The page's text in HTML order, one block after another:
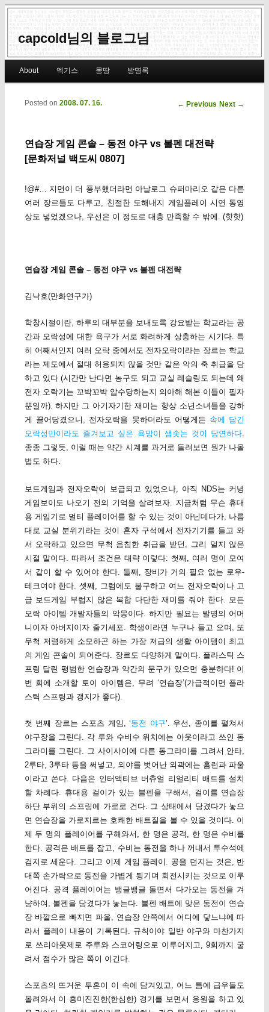
capcold님의 블로그님
Skip to primary content
Skip to secondary content
About 엑기스 몽땅 방명록
Post navigation
← Previous Next →
연습장 게임 콘솔 – 동전 야구 vs 볼펜 대전략
[문화저널 백도씨 0807]
Posted on 2008. 07. 16.
!@#… 지면이 더 풍부했더라면 아날로그 슈퍼마리오 같은 다른
여러 장르들도 다루고, 친절한 도해내지 게임플레이 시연 동영
상도 넣었겠으나, 우선은 이 정도로 대충 만족할 수 밖에. (핫핫)
연습장 게임 콘솔 – 동전 야구 vs 볼펜 대전략
김낙호(만화연구가)
학창시절이란, 하루의 대부분을 보내도록 강요받는 학교라는 공
간과 오락성에 대한 욕구가 서로 화려하게 상충하는 시기다. 특
히 어째서인지 여러 오락 중에서도 전자오락이라는 장르는 학교
라는 제도에서 절대 허용되지 않을 것만 같은 악의 축 취급을 당
하고 있다 (시간만 난다면 농구도 되고 교실 레슬링도 되는데 왜
전자 오락기는 꼬박꼬박 압수당하는지 의아해 해본 이들이 필자
뿐일까). 하지만 그 아기자기한 재미는 항상 소년소녀들을 강하
게 끌어당겼으니, 전자오락을 못하더라도 어떻게든 속에 담긴
오락성만이라도 즐겨보고 싶은 욕망이 샘솟는 것이 당연하다.
종종 그렇듯, 이럴 때는 약간 시계를 과거로 돌려보면 뭔가 나올
법도 하다.
보드게임과 전자오락이 보급되고 있었으나, 아직 NDS는 커녕
게임보이도 나오기 전의 기억을 살려보자. 지금처럼 무슨 휴대
용 게임기로 멀티 플레이어를 할 수 있는 것이 아닌데다가, 나름
대로 교실 분위기라는 것이 혼자 구석에서 전자기기를 들고 와
서 오락하고 있으면 무척 음침한 취급을 받던, 그리 멀지 않은
시절 말이다. 따라서 조건은 대략 이렇다: 첫째, 여러 명이 모여
서 같이 할 수 있어야 한다. 둘째, 장비가 거의 필요 없는 로우-
테크여야 한다. 셋째, 그럼에도 불구하고 여느 전자오락이나 고
급 보드게임 부럽지 않은 복합 다단한 재미를 줘야 한다. 모든
오락 아이템 개발자들의 악몽이다. 하지만 필요는 발명의 어머
니이자 아버지이자 줄기세포. 학생이라면 누구나 들고 오며, 또
무척 저렴하게 소모하곤 하는 가장 저급의 생활 아이템이 최고
의 게임 콘솔이 되어준다. 장르도 다양하게 말이다. 플라스틱 스
프링 달린 평범한 연습장과 약간의 문구가 있으면 충분하다! 이
번 회에 소개할 토이 아이템은, 무려 ‘연습장’(가급적이면 플라
스틱 스프링과 갱지가 좋다).
첫 번째 장르는 스포츠 게임, ‘동전 야구’. 우선, 종이를 펼쳐서
야구장을 그린다. 각 루와 수비수 위치에는 아웃이라고 쓰인 동
그라미를 그린다. 그 사이사이에 다른 동그라미를 그려서 안타,
2루타, 3루타 등을 써넣고, 외야를 벗어난 외곽에는 홈런과 파울
이라고 쓴다. 다음은 인터액티브 버츄얼 리얼리티 배트를 설치
할 차례다. 휴대용 걸이가 있는 볼펜을 구해서, 걸이를 연습장
하단 부위의 스프링에 가로로 건다. 그 상태에서 당겼다가 놓으
면 연습장을 가로지르는 호쾌한 배트질을 볼 수 있을 것이다. 이
제 두 명의 플레이어를 구해와서, 한 명은 공격, 한 명은 수비를
한다. 공격은 배트를 잡고, 수비는 동전을 하나 꺼내서 투수석에
검지로 세운다. 그리고 이제 게임 플레이. 공을 던지는 것은, 반
대쪽 손가락으로 동전을 가볍게 튕기며 회전시키는 것으로 이루
어진다. 공격 플레이어는 뱅글뱅글 돌면서 다가오는 동전을 겨
냥하여, 볼펜을 당겼다가 놓는다. 볼펜 배트에 맞은 동전이 연습
장 바깥으로 빠지면 파울, 연습장 안쪽에서 어디에 닿느냐에 따
라서 플레이 내용이 기록된다. 규칙이야 일반 야구와 마찬가지
로 쓰리아웃제로 주루와 스코어링으로 이루어지고, 9회까지 굴
려서 점수가 많은 쪽이 이긴다.
스포츠의 뜨거운 투혼이 이 속에 담겨있고, 어느 틈에 급우들도
몰려와서 이 흥미진진한(한심한) 경기를 보면서 응원을 하고 있